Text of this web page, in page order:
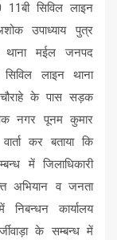
सिविल लाइन
उपाध्याय पुत्र
थाना मईल जनपद
लाइन थाना
के पास सड़क
नगर पूनम कुमार
कर बताया कि
में जिलाधिकारी
अभियान व जनता
कार्यालय
के सम्बन्ध में